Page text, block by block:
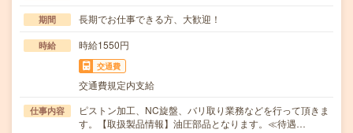
期間 長期でお仕事できる方、大歓迎！
時給 時給1550円
交通費
交通費規定内支給
仕事内容
ピストン加工、NC旋盤、バリ取り業務などを行って頂きま
す。【取扱製品情報】油圧部品となります。≪待遇…